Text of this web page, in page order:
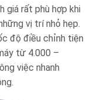
giá rất phù hợp khi
vị trí nhỏ hẹp.
độ điều chỉnh tiện
từ 4.000 –
việc nhanh